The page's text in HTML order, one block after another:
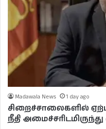
Madawala News 1 day ago
சிறைச்சாலைகளில்
நீதி